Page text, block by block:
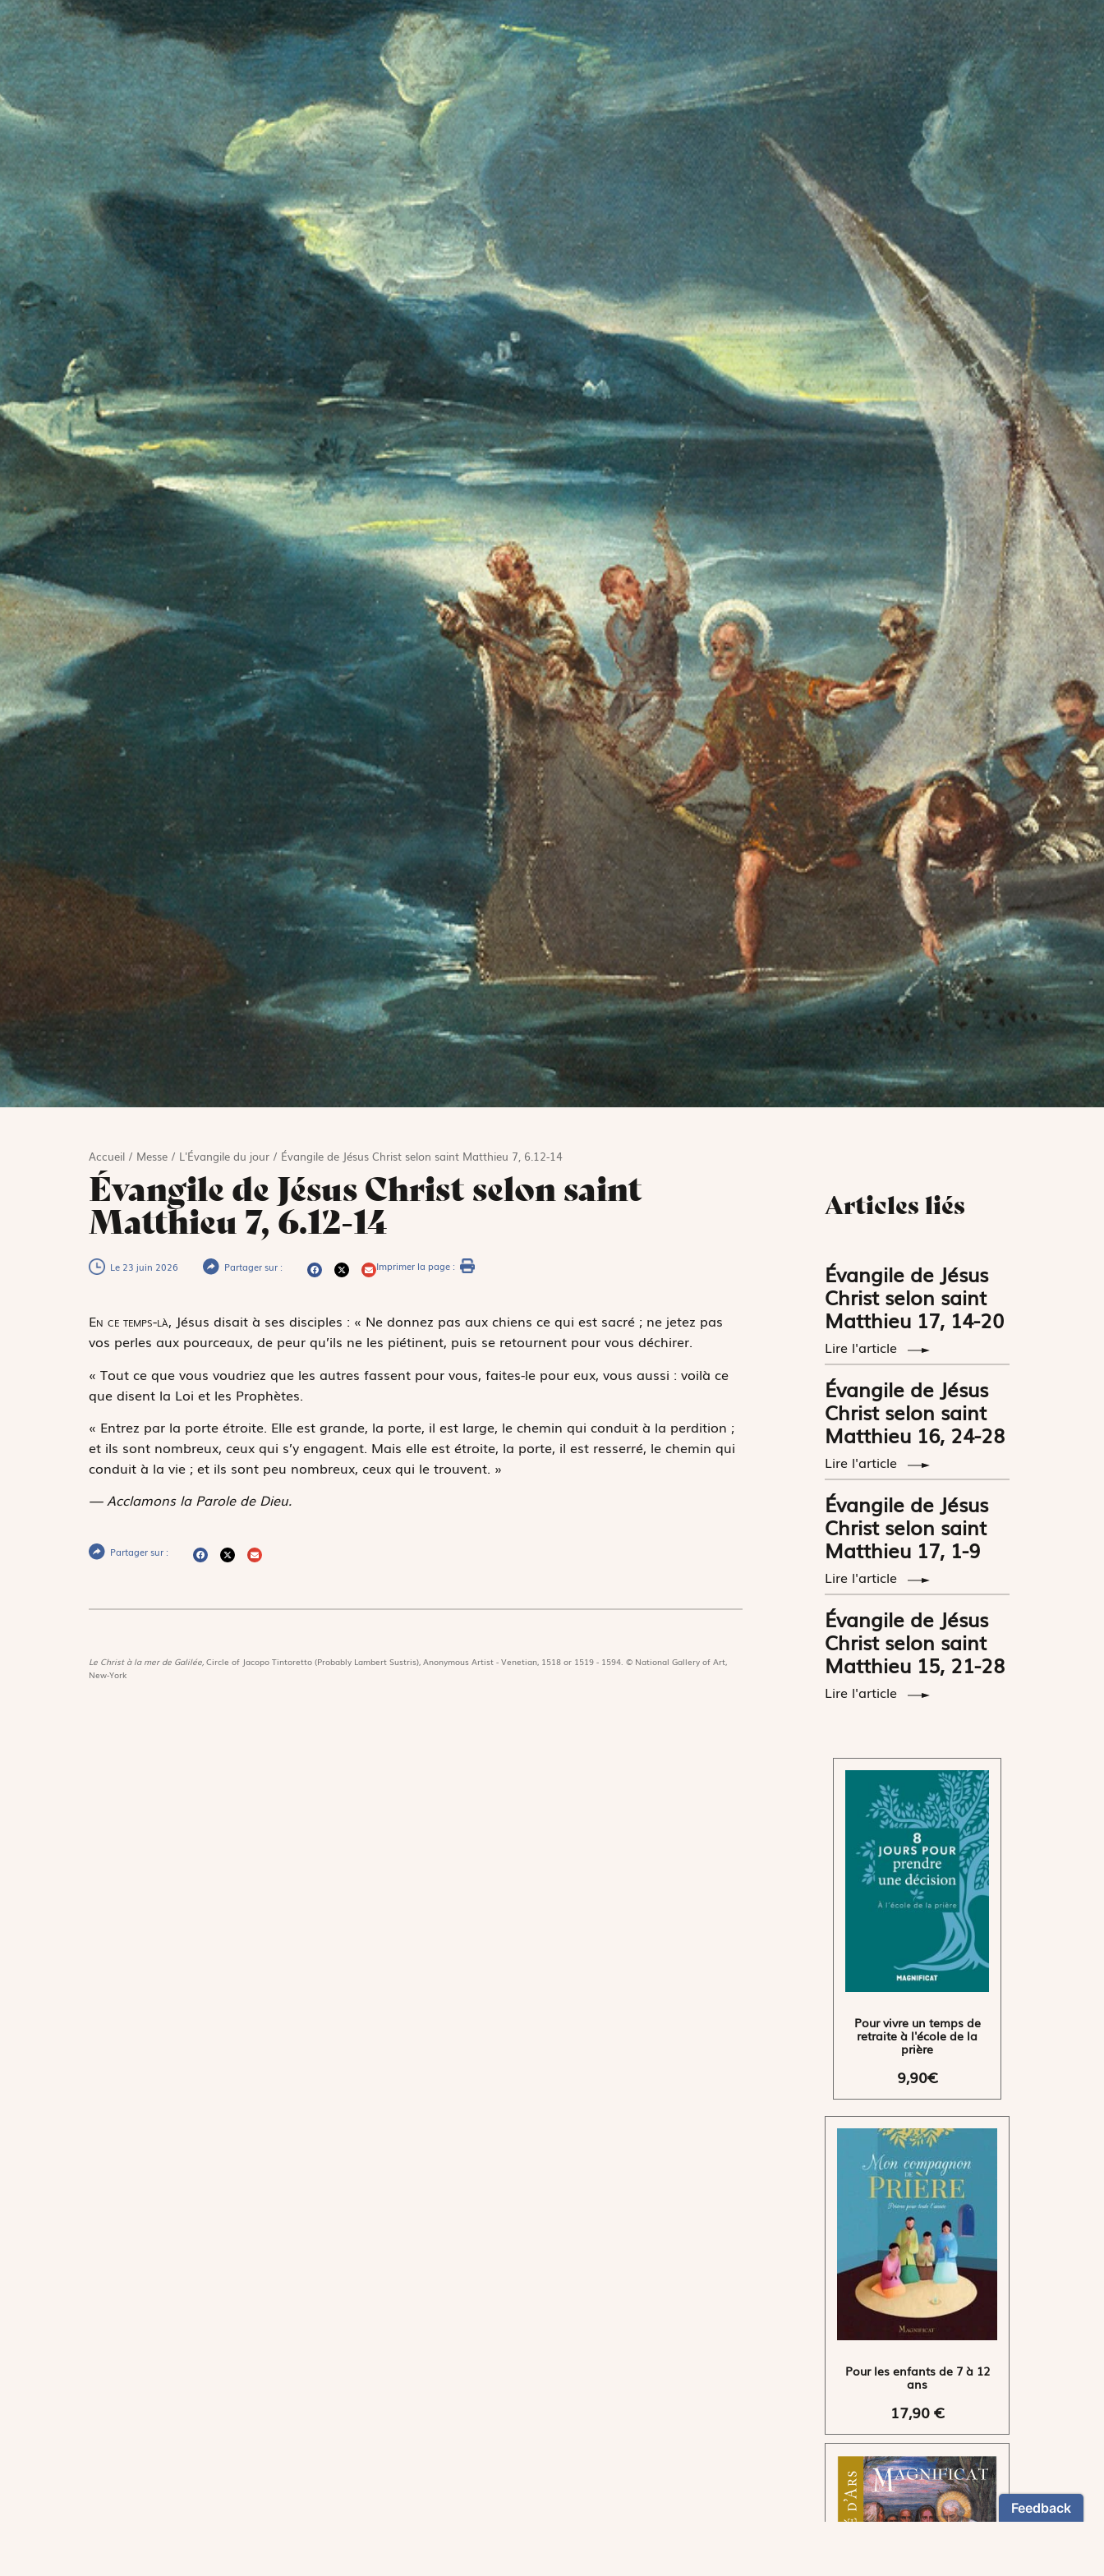
Accueil/ Messe/ L'Évangile du jour/ Évangile de Jésus Christ selon saint Matthieu 7, 6.12-14
Évangile de Jésus Christ selon saint
Matthieu 7, 6.12-14
Le 23 juin 2026 Partager sur : Imprimer la page :
En ce temps-là, Jésus disait à ses disciples : « Ne donnez pas aux chiens ce qui est sacré ; ne jetez pas
vos perles aux pourceaux, de peur qu’ils ne les piétinent, puis se retournent pour vous déchirer.
« Tout ce que vous voudriez que les autres fassent pour vous, faites-le pour eux, vous aussi : voilà ce
que disent la Loi et les Prophètes.
« Entrez par la porte étroite. Elle est grande, la porte, il est large, le chemin qui conduit à la perdition ;
et ils sont nombreux, ceux qui s’y engagent. Mais elle est étroite, la porte, il est resserré, le chemin qui
conduit à la vie ; et ils sont peu nombreux, ceux qui le trouvent. »
— Acclamons la Parole de Dieu.
Partager sur :
Le Christ à la mer de Galilée, Circle of Jacopo Tintoretto (Probably Lambert Sustris), Anonymous Artist - Venetian, 1518 or 1519 - 1594. © National Gallery of Art,
New-York
Articles liés
Évangile de Jésus
Christ selon saint
Matthieu 17, 14-20
Lire l'article
Évangile de Jésus
Christ selon saint
Matthieu 16, 24-28
Lire l'article
Évangile de Jésus
Christ selon saint
Matthieu 17, 1-9
Lire l'article
Évangile de Jésus
Christ selon saint
Matthieu 15, 21-28
Lire l'article
Pour vivre un temps de
retraite à l'école de la
prière
9,90€
Pour les enfants de 7 à 12
ans
17,90 €